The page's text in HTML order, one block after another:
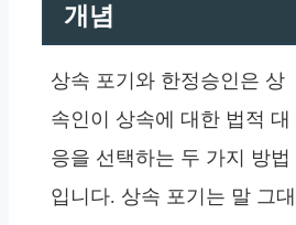
개념
상속 포기와 한정승인은 상
속인이 상속에 대한 법적 대
응을 선택하는 두 가지 방법
입니다. 상속 포기는 말 그대